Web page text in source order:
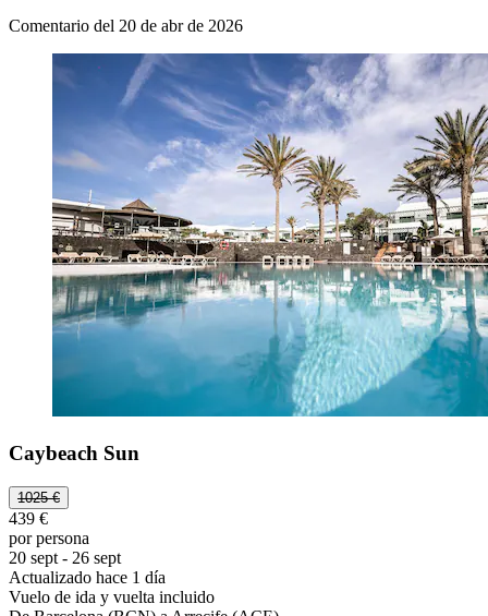
Comentario del 20 de abr de 2026
Caybeach Sun
1025 €
439 €
por persona
20 sept - 26 sept
Actualizado hace 1 día
Vuelo de ida y vuelta incluido